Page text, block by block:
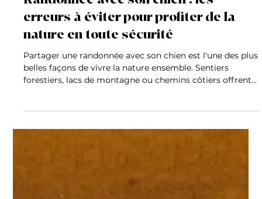
Comportement
Randonnée avec son chien : les
nature en toute sécurité
belles façons de vivre la nature ensemble. Sentiers